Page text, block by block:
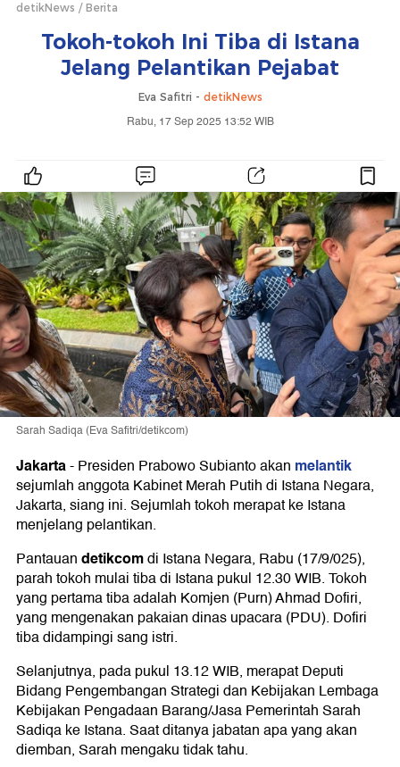
detikNews Berita
Tokoh-tokoh Ini Tiba di Istana
Jelang Pelantikan Pejabat
Eva Safitri - detikNews
Rabu, 17 Sep 2025 13:52 WIB
Sarah Sadiqa (Eva Safitri/detikcom)
Jakarta-Presiden Prabowo Subianto akan melantik
sejumlah anggota Kabinet Merah Putih di Istana Negara,
Jakarta, siang ini. Sejumlah tokoh merapat ke Istana
menjelang pelantikan.
Pantauandetikcomdi Istana Negara, Rabu (17/9/025),
parah tokoh mulai tiba di Istana pukul 12.30 WIB. Tokoh
yang pertama tiba adalah Komjen (Purn) Ahmad Dofiri,
yang mengenakan pakaian dinas upacara (PDU). Dofiri
tiba didampingi sang istri.
Selanjutnya, pada pukul 13.12 WIB, merapat Deputi
Bidang Pengembangan Strategi dan Kebijakan Lembaga
Kebijakan Pengadaan Barang/Jasa Pemerintah Sarah
Sadiqa ke Istana. Saat ditanya jabatan apa yang akan
diemban, Sarah mengaku tidak tahu.